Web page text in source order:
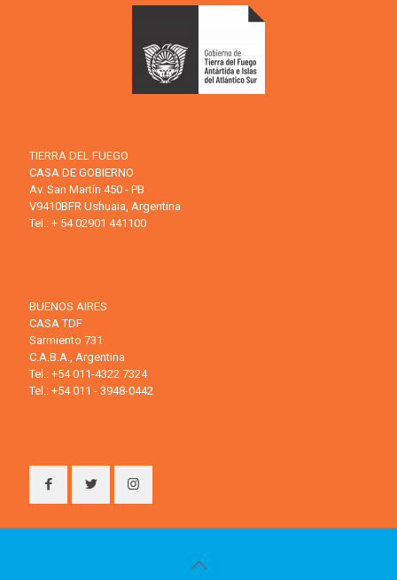
TIERRA DEL FUEGO
CASA DE GOBIERNO
Av. San Martín 450 - PB
V9410BFR Ushuaia, Argentina
Tel.: + 54 02901 441100
BUENOS AIRES
CASA TDF
Sarmiento 731
C.A.B.A., Argentina
Tel.: +54 011-4322 7324
Tel.: +54 011 - 3948-0442